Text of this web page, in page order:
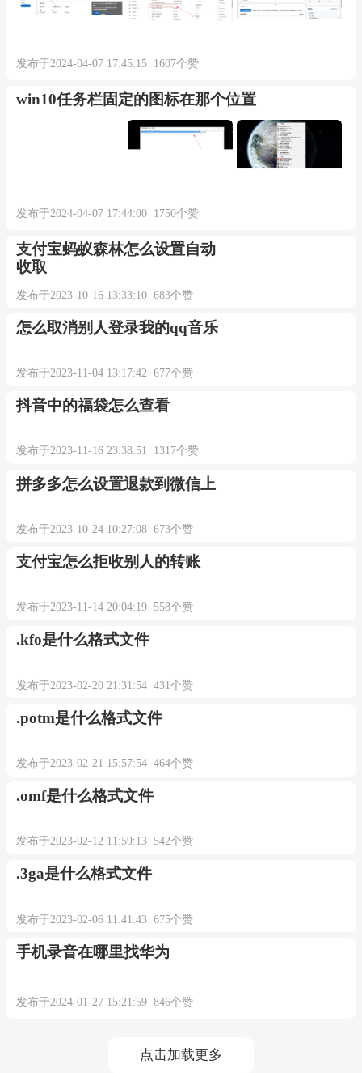
发布于2024-04-07 17:45:15 1607个赞
win10任务栏固定的图标在那个位置
发布于2024-04-07 17:44:00 1750个赞
支付宝蚂蚁森林怎么设置自动
收取
发布于2023-10-16 13:33:10 683个赞
怎么取消别人登录我的qq音乐
发布于2023-11-04 13:17:42 677个赞
抖音中的福袋怎么查看
发布于2023-11-16 23:38:51 1317个赞
拼多多怎么设置退款到微信上
发布于2023-10-24 10:27:08 673个赞
支付宝怎么拒收别人的转账
发布于2023-11-14 20:04:19 558个赞
.kfo是什么格式文件
发布于2023-02-20 21:31:54 431个赞
.potm是什么格式文件
发布于2023-02-21 15:57:54 464个赞
.omf是什么格式文件
发布于2023-02-12 11:59:13 542个赞
.3ga是什么格式文件
发布于2023-02-06 11:41:43 675个赞
手机录音在哪里找华为
发布于2024-01-27 15:21:59 846个赞
点击加载更多